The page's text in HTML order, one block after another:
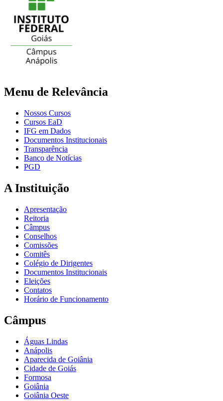
Menu de Relevância
Nossos Cursos
Cursos EaD
IFG em Dados
Documentos Institucionais
Transparência
Banco de Notícias
PGD
A Instituição
Apresentação
Reitoria
Câmpus
Conselhos
Comissões
Comitês
Colégio de Dirigentes
Documentos Institucionais
Eleições
Contatos
Horário de Funcionamento
Câmpus
Águas Lindas
Anápolis
Aparecida de Goiânia
Cidade de Goiás
Formosa
Goiânia
Goiânia Oeste